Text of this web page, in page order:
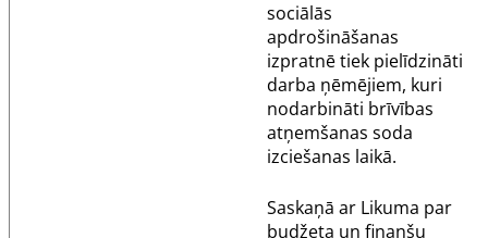
sociālās
apdrošināšanas
izpratnē tiek pielīdzināti
darba ņēmējiem, kuri
nodarbināti brīvības
atņemšanas soda
izciešanas laikā.
Saskaņā ar Likuma par
budžeta un finanšu